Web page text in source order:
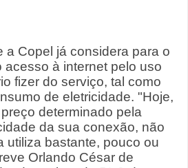
a Copel já considera para o
acesso à internet pelo uso
fizer do serviço, tal como
de eletricidade. "Hoje,
determinado pela
da sua conexão, não
utiliza bastante, pouco ou
Orlando César de